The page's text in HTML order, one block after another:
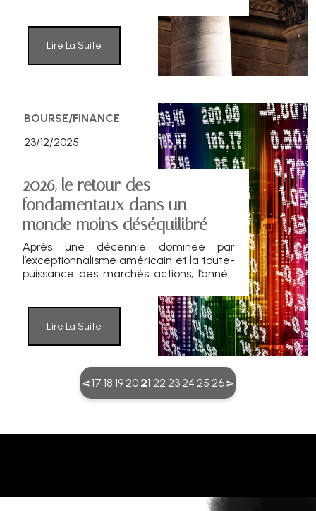
Lire La Suite
BOURSE/FINANCE
23/12/2025
2026, le retour des
fondamentaux dans un
monde moins déséquilibré
Après une décennie dominée par
l’exceptionnalisme américain et la toute-
puissance des marchés actions, l’année
HSBC Asset Management anticipe une
phase d’« inversion des rôles ».
Lire La Suite
17 18 19 20 21(current)
22 23 24 25 26